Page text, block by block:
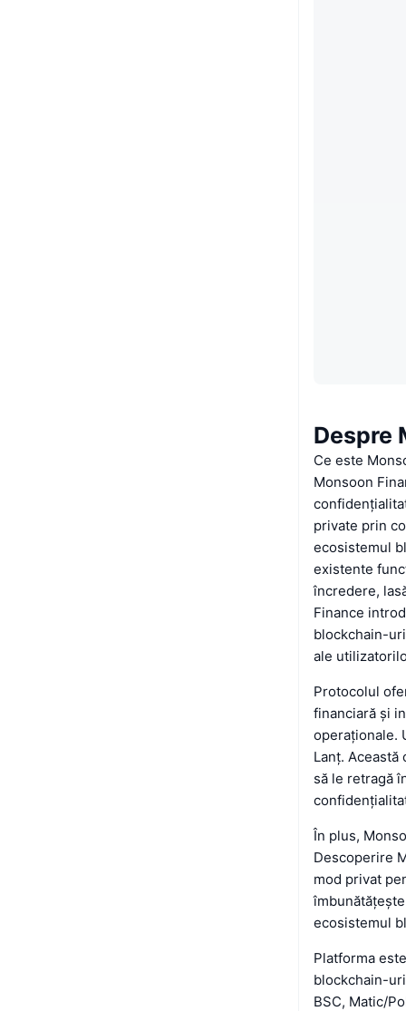
Despre
Ce este
Monsoon
private prin
ecosistemul
existente
încredere,
Finance
blockchain-
ale
Protocolul
financiară și
operaționale.
Lanț.
să le retragă
În plus,
Descoperire
mod privat
ecosistemul
Platforma
blockchain-
BSC, Matic/